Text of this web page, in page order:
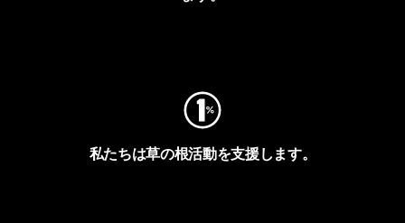
私たちは草の根活動を支援します。